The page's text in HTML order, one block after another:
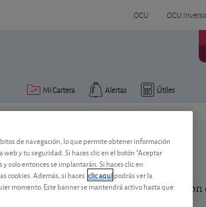
OCU OCU
Útiles
Alertas
Mi Cartera
en el aire?
a cobrar el dividendo de una acción
de navegación, lo que permite obtener información
y tu seguridad. Si haces clic en el botón "Aceptar
solo entonces se implantarán. Si haces clic en
cookies. Además, si haces clic aquípodrás ver la
momento. Este banner se mantendrá activo hasta que